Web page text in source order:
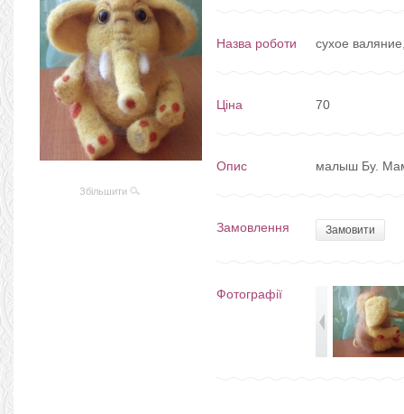
Збільшити
Назва роботи сухое
Ціна 70
Опис малыш Бу.
Замовлення Замовити
Фотографії